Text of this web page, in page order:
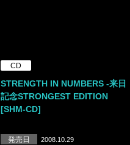
CD
STRENGTH IN NUMBERS -来日
記念STRONGEST EDITION
[SHM-CD]
発売日 2008.10.29